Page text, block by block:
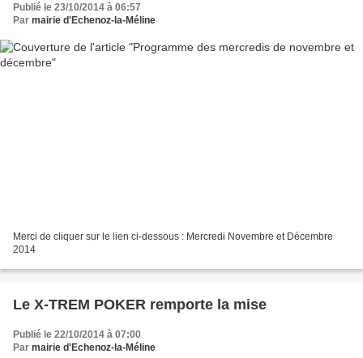
Publié le 23/10/2014 à 06:57
Par mairie d'Echenoz-la-Méline
Merci de cliquer sur le lien ci-dessous : Mercredi Novembre et Décembre
2014
Le X-TREM POKER remporte la mise
Publié le 22/10/2014 à 07:00
Par mairie d'Echenoz-la-Méline